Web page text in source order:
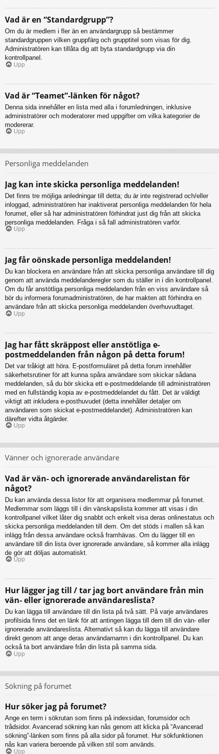
Vad är en “Standardgrupp”?
Om du är medlem i fler än en användargrupp så bestämmer
standardgruppen vilken gruppfärg och grupptitel som visas för dig.
Administratören kan tillåta dig att byta standardgrupp via din
kontrollpanel.
Upp
Vad är “Teamet”-länken för något?
Denna sida innehåller en lista med alla i forumledningen, inklusive
administratörer och moderatorer med uppgifter om vilka kategorier de
modererar.
Upp
Personliga meddelanden
Jag kan inte skicka personliga meddelanden!
Det finns tre möjliga anledningar till detta; du är inte registrerad och/eller
inloggad, administratören har inaktiverat personliga meddelanden för hela
forumet, eller så har administratören förhindrat just dig från att skicka
personliga meddelanden. Fråga i så fall administratören varför.
Upp
Jag får oönskade personliga meddelanden!
Du kan blockera en användare från att skicka personliga användare till dig
genom att använda meddelanderegler som du ställer in i din kontrollpanel.
Om du får anstötliga personliga meddelanden från en viss användare så
bör du informera forumadministratören, de har makten att förhindra en
användare från att skicka personliga meddelanden överhuvudtaget.
Upp
Jag har fått skräppost eller anstötliga e-
postmeddelanden från någon på detta forum!
Det var tråkigt att höra. E-postformuläret på detta forum innehåller
säkerhetsrutiner för att kunna spåra användare som skickar sådana
meddelanden, så du bör skicka ett e-postmeddelande till administratören
med en fullständig kopia av e-postmeddelandet du fått. Det är väldigt
viktigt att inkludera e-posthuvudet (detta innehåller detaljer om
användaren som skickat e-postmeddelandet). Administratören kan
därefter vidta åtgärder.
Upp
Vänner och ignorerade användare
Vad är vän- och ignorerade användarelistan för
något?
Du kan använda dessa listor för att organisera medlemmar på forumet.
Medlemmar som läggs till i din vänskapslista kommer att visas i din
kontrollpanel vilket låter dig snabbt och enkelt visa deras onlinestatus och
skicka personliga meddelanden till dem. Om det stöds i mallen så kan
inlägg från dessa användare också framhävas. Om du lägger till en
användare till din lista över ignorerade användare, så kommer alla inlägg
de gör att döljas automatiskt.
Upp
Hur lägger jag till / tar jag bort användare från min
vän- eller ignorerade användareslista?
Du kan lägga till användare till din lista på två sätt. På varje användares
profilsida finns det en länk för att antingen lägga till dem till din vän- eller
ignorerade användareslista. Alternativt så kan du lägga till användare
direkt genom att ange deras användarnamn i din kontrollpanel. Du kan
också ta bort användare från din lista på samma sida.
Upp
Sökning på forumet
Hur söker jag på forumet?
Ange en term i sökrutan som finns på indexsidan, forumsidor och
trådsidor. Avancerad sökning kan nås genom att klicka på “Avancerad
sökning”-länken som finns på alla sidor på forumet. Hur sökfunktionen
nås kan variera beroende på vilken stil som används.
Upp